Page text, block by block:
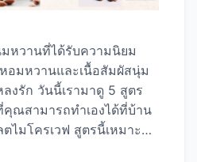
หวานที่ได้รับความนิยม
อมหวานและเนื้อสัมผัสนุ่ม
งรัก วันนี้เรามาดู 5 สูตร
คุณสามารถทำเองได้ที่บ้าน
ไมโครเวฟ สูตรนี้เหมาะ